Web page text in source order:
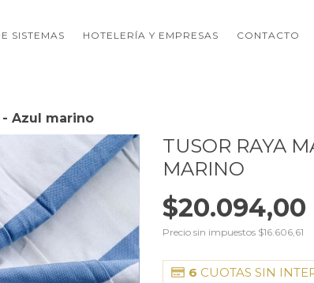
SISTEMAS HOTELERÍA Y EMPRESAS CONTACTO
- Azul marino
TUSOR RAYA
MARINO
$20.094,00
Precio sin impuestos $16.606,61
6 CUOTAS SIN